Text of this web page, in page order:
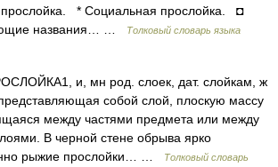
* Социальная прослойка. ◘
названия… …
Толковый словарь языка
и, мн род. слоек, дат. слойкам, ж
собой слой, плоскую массу
между частями предмета или между
В черной стене обрыва ярко
рыжие прослойки… …
Толковый словарь